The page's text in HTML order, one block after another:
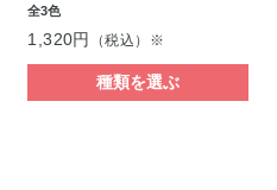
全3色
1,320円 （税込）※
種類を選ぶ